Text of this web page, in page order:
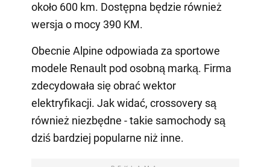
około 600 km. Dostępna będzie również
wersja o mocy 390 KM.
Obecnie Alpine odpowiada za sportowe
modele Renault pod osobną marką. Firma
zdecydowała się obrać wektor
elektryfikacji. Jak widać, crossovery są
również niezbędne - takie samochody są
dziś bardziej popularne niż inne.